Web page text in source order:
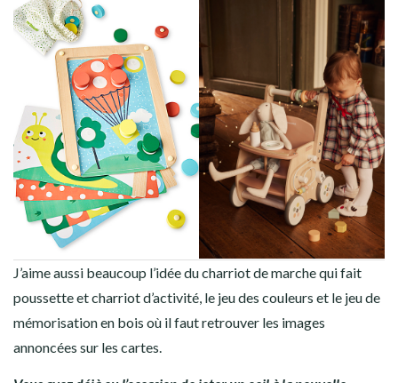
J’aime aussi beaucoup l’idée du charriot de marche qui fait
poussette et charriot d’activité, le jeu des couleurs et le jeu de
mémorisation en bois où il faut retrouver les images
annoncées sur les cartes.